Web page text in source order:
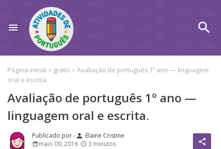
Página inicial grátis
Avaliação de português 1º ano — linguagem
oral e escrita.
Avaliação de português 1º ano —
linguagem oral e escrita.
person Elaine Cristine
maio 09, 2016
3 minutos share